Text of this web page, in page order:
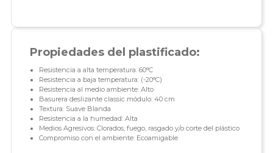
Propiedades del plastificado:
Resistencia a alta temperatura: 60°C
Resistencia a baja temperatura: (-20°C)
Resistencia al medio ambiente: Alto
Basurera deslizante classic módulo: 40 cm
Textura: Suave Blanda
Resistencia a la humedad: Alta
Medios Agresivos: Clorados, fuego, rasgado y/o corte del plástico
Compromiso con el ambiente: Ecoamigable